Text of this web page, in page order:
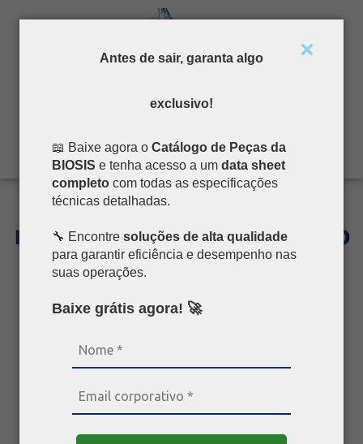
Antes de sair, garanta algo
exclusivo!
📖 Baixe agora o Catálogo de Peças da
BIOSIS e tenha acesso a um data sheet
completo com todas as especificações
técnicas detalhadas.
🔧 Encontre soluções de alta qualidade
para garantir eficiência e desempenho nas
suas operações.
Baixe grátis agora! 🚀
MANGUEIRA DE ÁGUA/AR 75, 150
E 300 PSI/IBS